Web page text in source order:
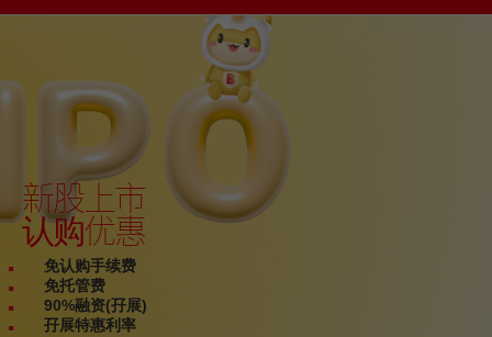
新股上市
认购优惠
免认购手续费
免托管费
90%融资(孖展)
孖展特惠利率